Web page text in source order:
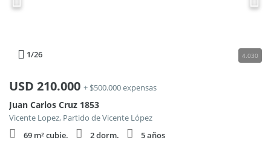
1/26 4.030
USD 210.000 + $500.000 expensas
Juan Carlos Cruz 1853
Vicente Lopez, Partido de Vicente López
69 m² cubie.
2 dorm.
5 años